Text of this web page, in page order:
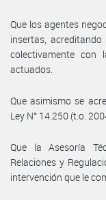
Que los agentes
insertas,
colectivamente con
actuados.
Que asimismo se
Ley N° 14.250 (t.o.
Que la Asesoría
Relaciones y
intervención que le